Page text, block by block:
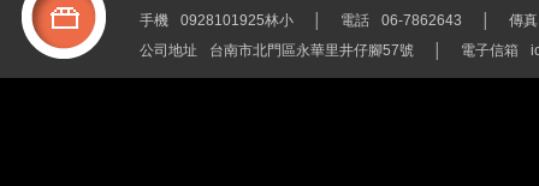
手機 0928101925林小 電話 06-7862643
傳真
公司地址
台南市北門區永華里井仔腳57號 電子信箱